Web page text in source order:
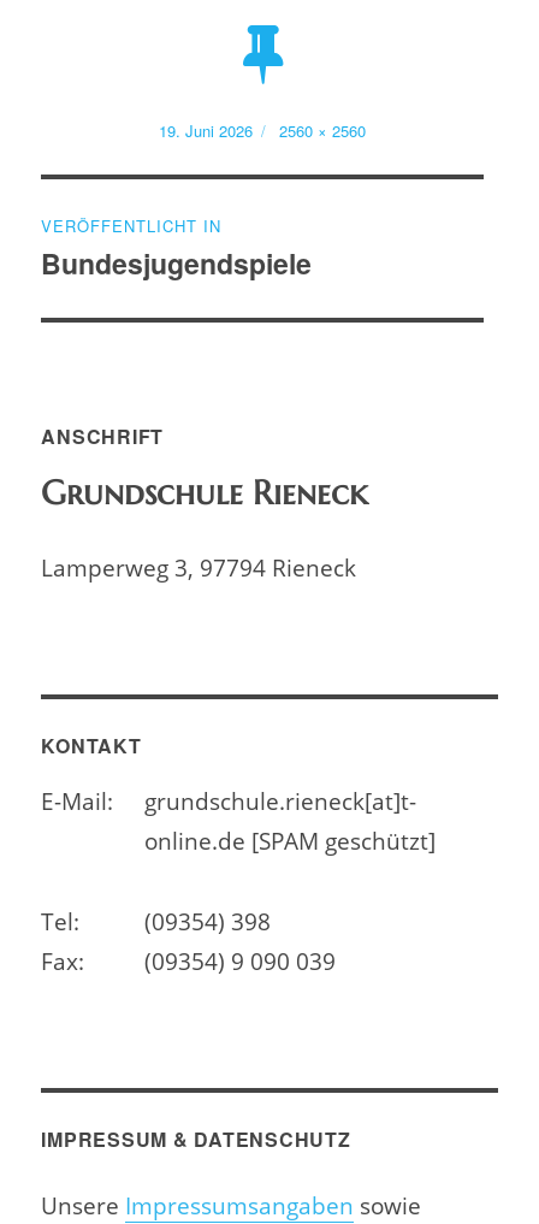
Veröffentlicht
19. Juni 2026
Volle
2560 × 2560
VERÖFFENTLICHT IN
Bundesjugendspiele
ANSCHRIFT
Grundschule Rieneck
Lamperweg 3, 97794 Rieneck
KONTAKT
E-Mail:
grundschule.rieneck[at]t-
online.de [SPAM geschützt]
Tel:
(09354) 398
Fax:
(09354) 9 090 039
IMPRESSUM & DATENSCHUTZ
Unsere Impressumsangaben sowie